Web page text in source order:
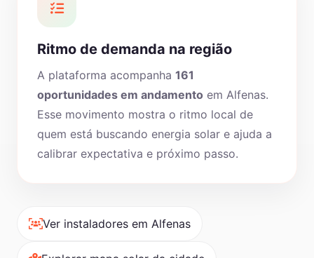
Ritmo de demanda na região
A plataforma acompanha 161
oportunidades em andamento em Alfenas.
Esse movimento mostra o ritmo local de
quem está buscando energia solar e ajuda a
calibrar expectativa e próximo passo.
Ver instaladores em Alfenas